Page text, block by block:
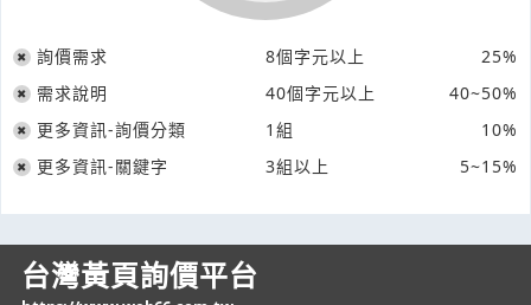
詢價需求 8個字元以上
25%
需求說明
40個字元以上
40~50%
更多資訊-詢價分類
1組
10%
更多資訊-關鍵字
3組以上 5~15%
台灣黃頁詢價平台